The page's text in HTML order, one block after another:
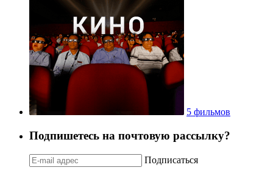
5 фильмов
Подпишетесь на почтовую рассылку?
Подписаться